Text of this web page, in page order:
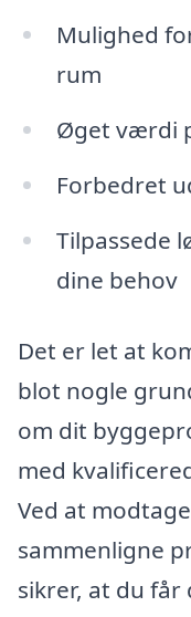
Mulighed
rum
Øget værdi
Forbedret
Tilpassede
dine behov
Det er let at
blot nogle
om dit
med
Ved at
sammenligne
sikrer, at du